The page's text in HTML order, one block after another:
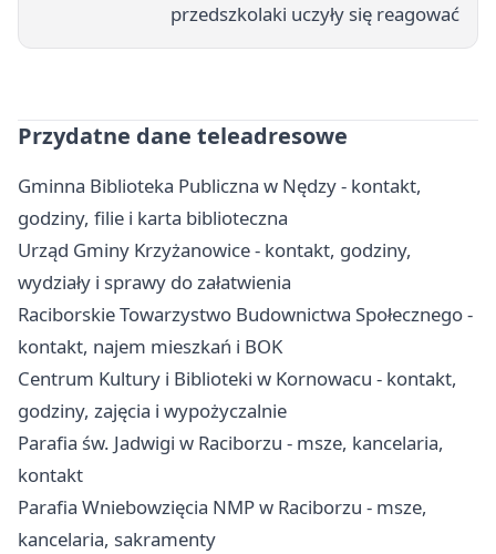
przedszkolaki uczyły się reagować
Przydatne dane teleadresowe
Gminna Biblioteka Publiczna w Nędzy - kontakt,
godziny, filie i karta biblioteczna
Urząd Gminy Krzyżanowice - kontakt, godziny,
wydziały i sprawy do załatwienia
Raciborskie Towarzystwo Budownictwa Społecznego -
kontakt, najem mieszkań i BOK
Centrum Kultury i Biblioteki w Kornowacu - kontakt,
godziny, zajęcia i wypożyczalnie
Parafia św. Jadwigi w Raciborzu - msze, kancelaria,
kontakt
Parafia Wniebowzięcia NMP w Raciborzu - msze,
kancelaria, sakramenty